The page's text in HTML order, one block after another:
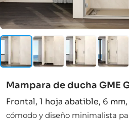
Mampara de ducha GME
Frontal, 1 hoja abatible, 6
cómodo y diseño minimalista